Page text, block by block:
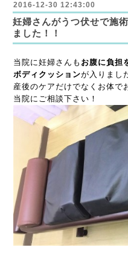
2016-12-30 12:43:00
妊婦さんがうつ伏せで施
ました！！
当院に妊婦さんも お腹に負担
ボディクッションが入りまし
産後のケアだけでなくお体で
当院にご相談下さい！